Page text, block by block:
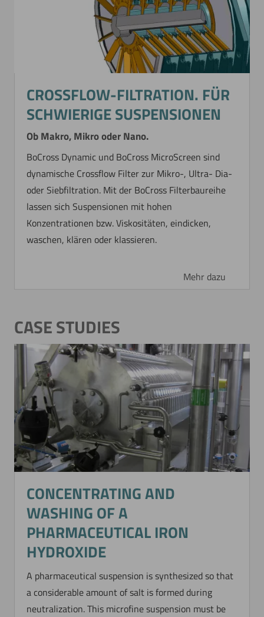
CROSSFLOW-FILTRATION. FÜR
SCHWIERIGE SUSPENSIONEN
Ob Makro, Mikro oder Nano.
BoCross Dynamic und BoCross MicroScreen sind
dynamische Crossflow Filter zur Mikro-, Ultra- Dia-
oder Siebfiltration. Mit der BoCross Filterbaureihe
lassen sich Suspensionen mit hohen
Konzentrationen bzw. Viskositäten, eindicken,
waschen, klären oder klassieren.
Mehr dazu
CASE STUDIES
CONCENTRATING AND
WASHING OF A
PHARMACEUTICAL IRON
HYDROXIDE
A pharmaceutical suspension is synthesized so that
a considerable amount of salt is formed during
neutralization. This microfine suspension must be